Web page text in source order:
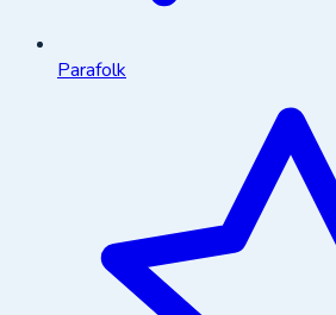
Parafolk